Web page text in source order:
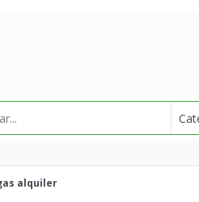
alquiler